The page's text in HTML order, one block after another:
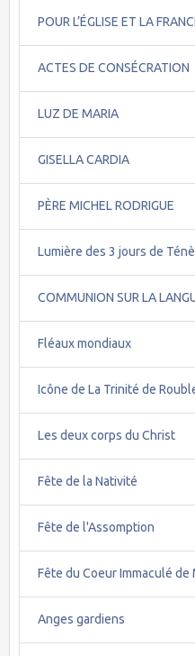
POUR L’ÉGLISE ET LA
ACTES DE CONSÉCRATION
LUZ DE MARIA
GISELLA CARDIA
PÈRE MICHEL RODRIGUE
Lumière des 3 jours de
COMMUNION SUR LA
Fléaux mondiaux
Icône de La Trinité de
Les deux corps du Christ
Fête de la Nativité
Fête de l'Assomption
Fête du Coeur Immaculé de
Anges gardiens